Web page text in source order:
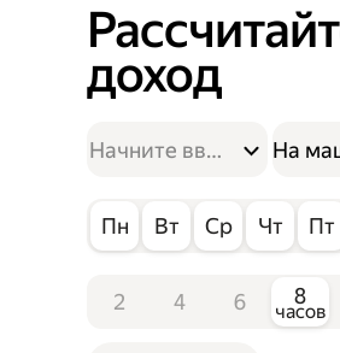
доход
На
Пн Вт Ср Чт Пт
2 4 6 8
часов